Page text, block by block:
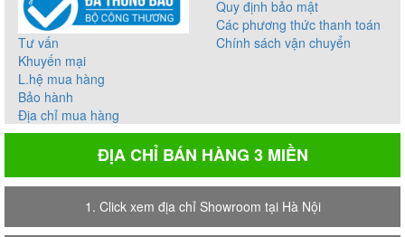
Tư vấn
Khuyến mại
L.hệ mua hàng
Bảo hành
Địa chỉ mua hàng
Quy định bảo mật
Các phương thức thanh toán
Chính sách vận chuyển
ĐỊA CHỈ BÁN HÀNG 3 MIỀN
1. Click xem địa chỉ Showroom tại Hà Nội